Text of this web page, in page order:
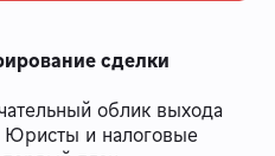
сделки
облик выхода
Юристы и налоговые